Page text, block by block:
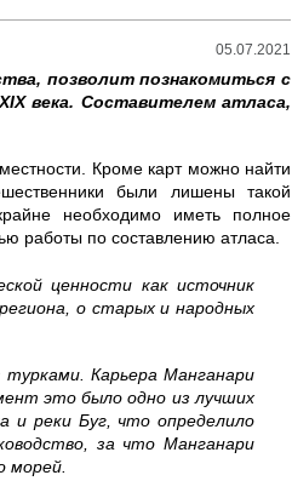
05.07.2021
позволит познакомиться с
века. Составителем атласа,
Кроме карт можно найти
были лишены такой
необходимо иметь полное
работы по составлению атласа.
ценности как источник
о старых и народных
турками. Карьера Манганари
это было одно из лучших
и реки Буг, что определило
за что Манганари
морей.